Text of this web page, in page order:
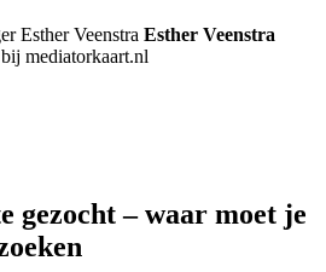
Esther Veenstra
mediatorkaart.nl
gezocht – waar moet je